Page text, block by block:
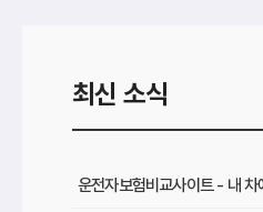
최신 소식